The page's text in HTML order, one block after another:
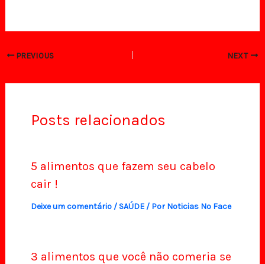
PREVIOUS NEXT
Posts relacionados
5 alimentos que fazem seu cabelo
cair !
Deixe um comentário / SAÚDE/ Por Noticias No Face
3 alimentos que você não comeria se